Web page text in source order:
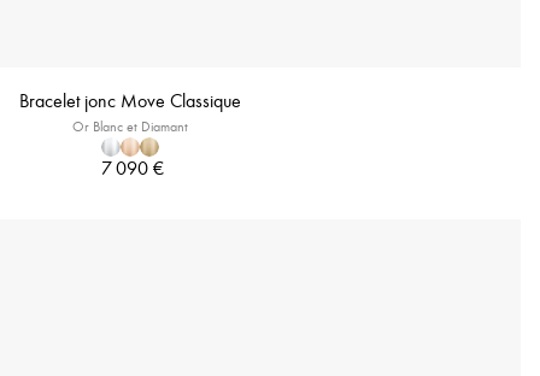
Bracelet jonc Move Classique
Or Blanc et Diamant
7 090 €